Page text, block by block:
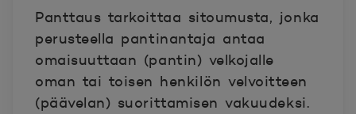
Panttaus tarkoittaa sitoumusta, jonka
perusteella pantinantaja antaa
omaisuuttaan (pantin) velkojalle
oman tai toisen henkilön velvoitteen
(päävelan) suorittamisen vakuudeksi.